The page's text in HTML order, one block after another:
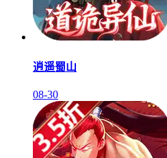
逍遥蜀山
08-30